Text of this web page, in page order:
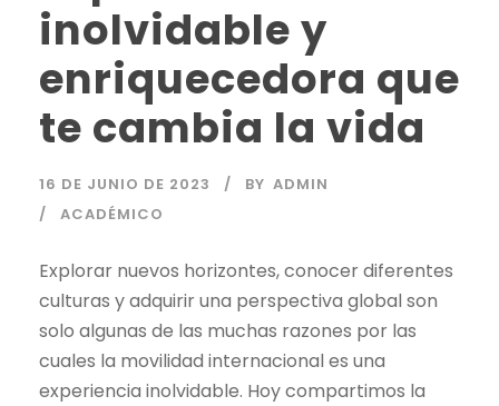
inolvidable y
enriquecedora que
te cambia la vida
16 DE JUNIO DE 2023 BY ADMIN
ACADÉMICO
Explorar nuevos horizontes, conocer diferentes
culturas y adquirir una perspectiva global son
solo algunas de las muchas razones por las
cuales la movilidad internacional es una
experiencia inolvidable. Hoy compartimos la